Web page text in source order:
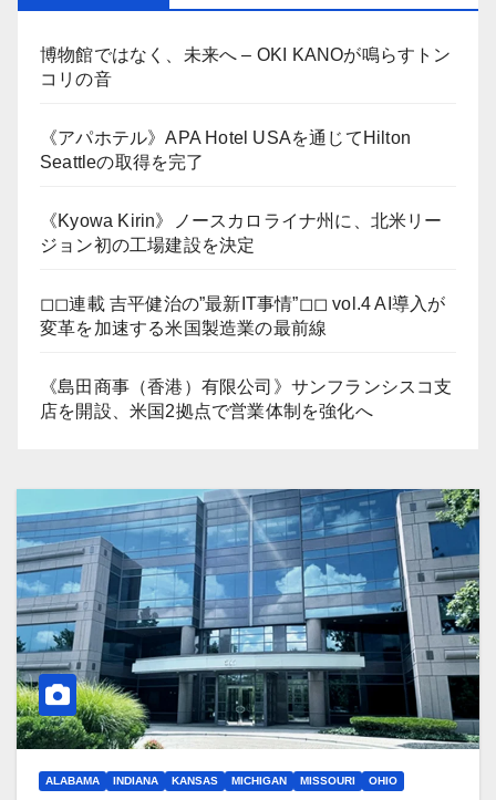
博物館ではなく、未来へ – OKI KANOが鳴らすトン
コリの音
《アパホテル》APA Hotel USAを通じてHilton
Seattleの取得を完了
《Kyowa Kirin》ノースカロライナ州に、北米リー
ジョン初の工場建設を決定
◻︎◻︎連載 吉平健治の”最新IT事情”◻︎◻︎ vol.4 AI導入が
変革を加速する米国製造業の最前線
《島田商事（香港）有限公司》サンフランシスコ支
店を開設、米国2拠点で営業体制を強化へ
ALABAMA INDIANA KANSAS MICHIGAN MISSOURI OHIO